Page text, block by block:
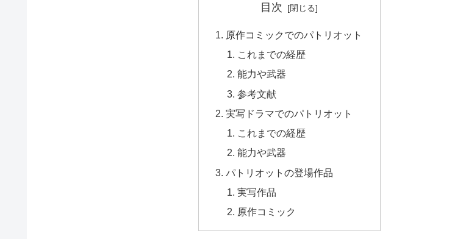
目次
原作コミックでのパトリオット
これまでの経歴
能力や武器
参考文献
実写ドラマでのパトリオット
これまでの経歴
能力や武器
パトリオットの登場作品
実写作品
原作コミック